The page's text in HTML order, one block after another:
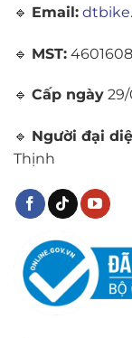
🔹 Email:
🔹 MST:
🔹 Cấp ngày
🔹 Người đại
Thịnh